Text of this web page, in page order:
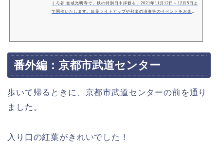
くろ谷 金戒光明寺で、秋の特別日中拝観を、2021年11月12日～12月5日ま
で開催いたします。紅葉ライトアップや邦楽の演奏等のイベントをお楽し
番外編：京都市武道センター
歩いて帰るときに、京都市武道センターの前を通り
ました。
入り口の紅葉がきれいでした！